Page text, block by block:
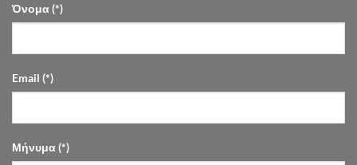
Όνομα (*)
Email (*)
Μήνυμα (*)